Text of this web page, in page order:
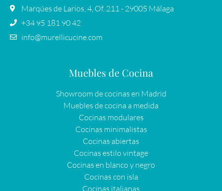
Marqúes de Larios, 4, Of. 211 - 29005 Málaga
+34 95 181 90 42
info@murellicucine.com
Muebles de Cocina
Showroom de cocinas en Madrid
Muebles de cocina a medida
Cocinas modulares
Cocinas minimalistas
Cocinas abiertas
Cocinas estilo vintage
Cocinas en blanco y negro
Cocinas con isla
Cocinas italianas